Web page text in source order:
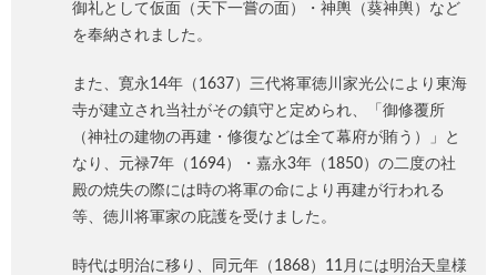
御礼として仮面（天下一嘗の面）・神輿（葵神輿）など
を奉納されました。
また、寛永14年（1637）三代将軍徳川家光公により東海
寺が建立され当社がその鎮守と定められ、「御修覆所
（神社の建物の再建・修復などは全て幕府が賄う）」と
なり、元禄7年（1694）・嘉永3年（1850）の二度の社
殿の焼失の際には時の将軍の命により再建が行われる
等、徳川将軍家の庇護を受けました。
時代は明治に移り、同元年（1868）11月には明治天皇様